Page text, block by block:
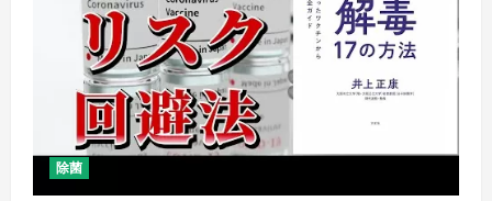
除菌